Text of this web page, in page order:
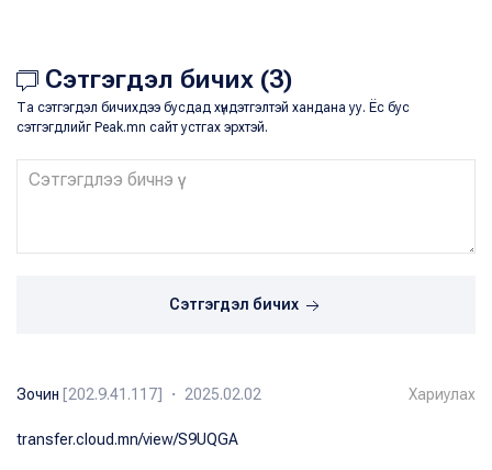
Сэтгэгдэл бичих (3)
Та сэтгэгдэл бичихдээ бусдад хүндэтгэлтэй хандана уу. Ёс бус
сэтгэгдлийг Peak.mn сайт устгах эрхтэй.
Сэтгэгдэл бичих
Зочин [202.9.41.117] ・ 2025.02.02 Хариулах
transfer.cloud.mn/view/S9UQGA